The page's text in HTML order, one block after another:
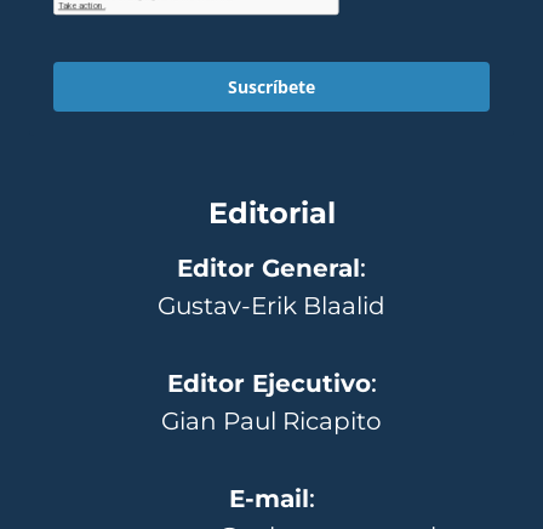
Suscríbete
Editorial
Editor General:
Gustav-Erik Blaalid
Editor Ejecutivo:
Gian Paul Ricapito
E-mail: